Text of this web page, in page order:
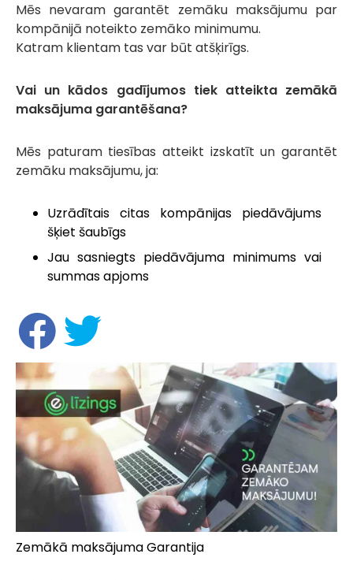
Mēs nevaram garantēt zemāku maksājumu par
kompānijā noteikto zemāko minimumu.
Katram klientam tas var būt atšķirīgs.
Vai un kādos gadījumos tiek atteikta zemākā
maksājuma garantēšana?
Mēs paturam tiesības atteikt izskatīt un garantēt
zemāku maksājumu, ja:
Uzrādītais citas kompānijas piedāvājums
šķiet šaubīgs
Jau sasniegts piedāvājuma minimums vai
summas apjoms
Zemākā maksājuma Garantija